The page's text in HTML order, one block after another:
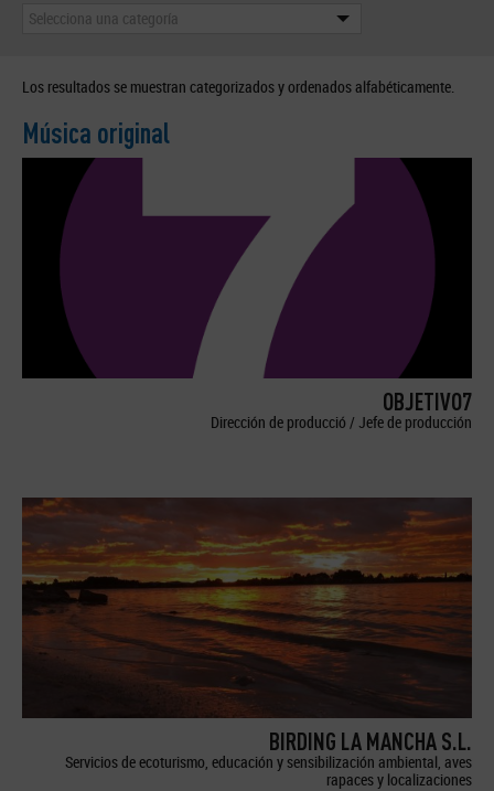
Selecciona una categoría
Los resultados se muestran categorizados y ordenados alfabéticamente.
Música original
OBJETIVO7
Dirección de producció / Jefe de producción
BIRDING LA MANCHA S.L.
Servicios de ecoturismo, educación y sensibilización ambiental, aves
rapaces y localizaciones